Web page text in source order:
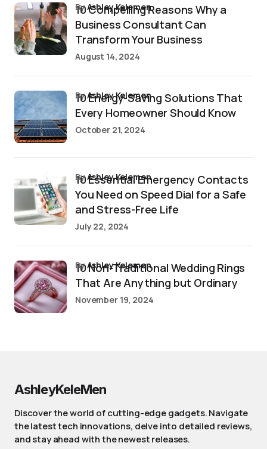
10 Compelling Reasons Why a
Business Consultant Can
Transform Your Business
byAshley Kelemen
August 14, 2024
10 Energy-Saving Solutions That
Every Homeowner Should Know
byAshley Kelemen
October 21, 2024
10 Essential Emergency Contacts
You Need on Speed Dial for a Safe
and Stress-Free Life
byAshley Kelemen
July 22, 2024
10 Non-Traditional Wedding Rings
That Are Anything but Ordinary
byAshley Kelemen
November 19, 2024
AshleyKeleMen
Discover the world of cutting-edge gadgets. Navigate
the latest tech innovations, delve into detailed reviews,
and stay ahead with the newest releases.